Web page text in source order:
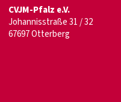
CVJM-Pfalz e.V.
Johannisstraße 31 / 32
67697 Otterberg